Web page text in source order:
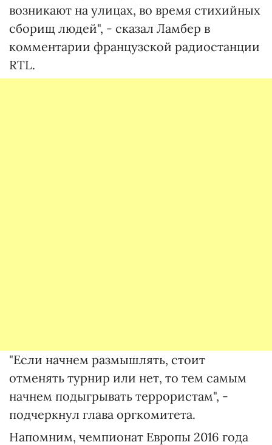
возникают на улицах, во время стихийных
сборищ людей", - сказал Ламбер в
комментарии французской радиостанции
RTL.
"Если начнем размышлять, стоит
отменять турнир или нет, то тем самым
начнем подыгрывать террористам", -
подчеркнул глава оргкомитета.
Напомним, чемпионат Европы 2016 года